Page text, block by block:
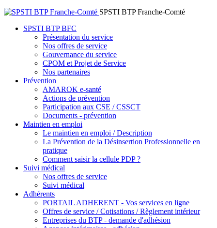
SPSTI BTP Franche-Comté
SPSTI BTP BFC
Présentation du service
Nos offres de service
Gouvernance du service
CPOM et Projet de Service
Nos partenaires
Prévention
AMAROK e-santé
Actions de prévention
Participation aux CSE / CSSCT
Documents - prévention
Maintien en emploi
Le maintien en emploi / Description
La Prévention de la Désinsertion Professionnelle en
pratique
Comment saisir la cellule PDP ?
Suivi médical
Nos offres de service
Suivi médical
Adhérents
PORTAIL ADHERENT - Vos services en ligne
Offres de service / Cotisations / Règlement intérieur
Entreprises du BTP - demande d'adhésion